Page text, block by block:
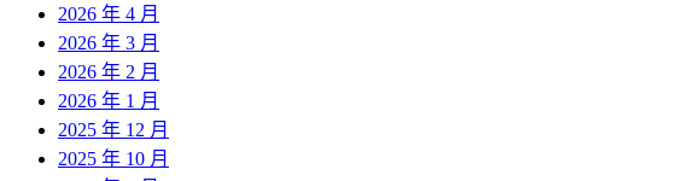
2026 年 4 月
2026 年 3 月
2026 年 2 月
2026 年 1 月
2025 年 12 月
2025 年 10 月